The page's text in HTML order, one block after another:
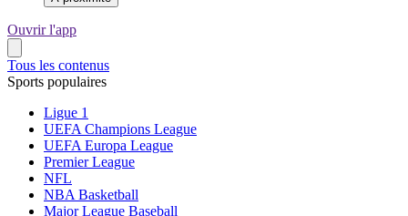
Ouvrir l'app
Tous les contenus
Sports populaires
Ligue 1
UEFA Champions League
UEFA Europa League
Premier League
NFL
NBA Basketball
Major League Baseball